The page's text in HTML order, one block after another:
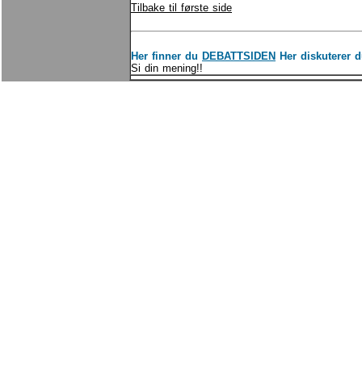
Tilbake til første side
Her finner du DEBATTSIDEN Her diskuterer
Si din mening!!